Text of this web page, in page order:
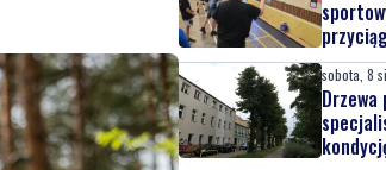
sobota, 8
Drzewa